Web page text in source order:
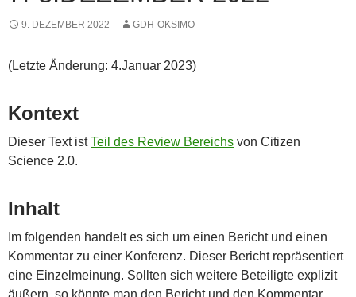
9. DEZEMBER 2022 GDH-OKSIMO
(Letzte Änderung: 4.Januar 2023)
Kontext
Dieser Text istTeil des Review Bereichs von Citizen
Science 2.0.
Inhalt
Im folgenden handelt es sich um einen Bericht und einen
Kommentar zu einer Konferenz. Dieser Bericht repräsentiert
eine Einzelmeinung. Sollten sich weitere Beteiligte explizit
äußern, so könnte man den Bericht und den Kommentar